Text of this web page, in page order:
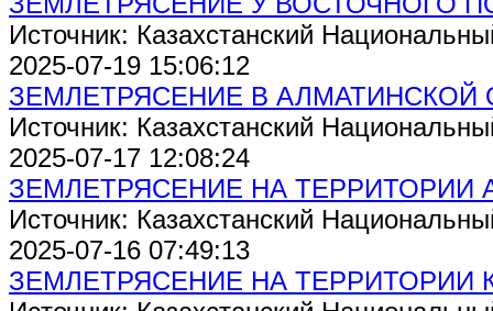
Источник: Казахстанский
2025-07-19 15:06:12
ЗЕМЛЕТРЯСЕНИЕ В АЛМАТИНСКОЙ
Источник: Казахстанский
2025-07-17 12:08:24
ЗЕМЛЕТРЯСЕНИЕ НА ТЕРРИТОРИИ
Источник: Казахстанский
2025-07-16 07:49:13
ЗЕМЛЕТРЯСЕНИЕ НА ТЕРРИТОРИИ